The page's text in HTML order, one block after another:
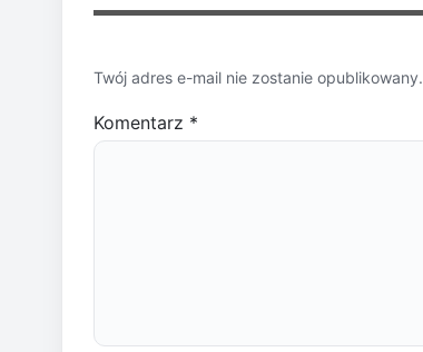
Twój adres e-mail nie zostanie opublikowany.
Komentarz *